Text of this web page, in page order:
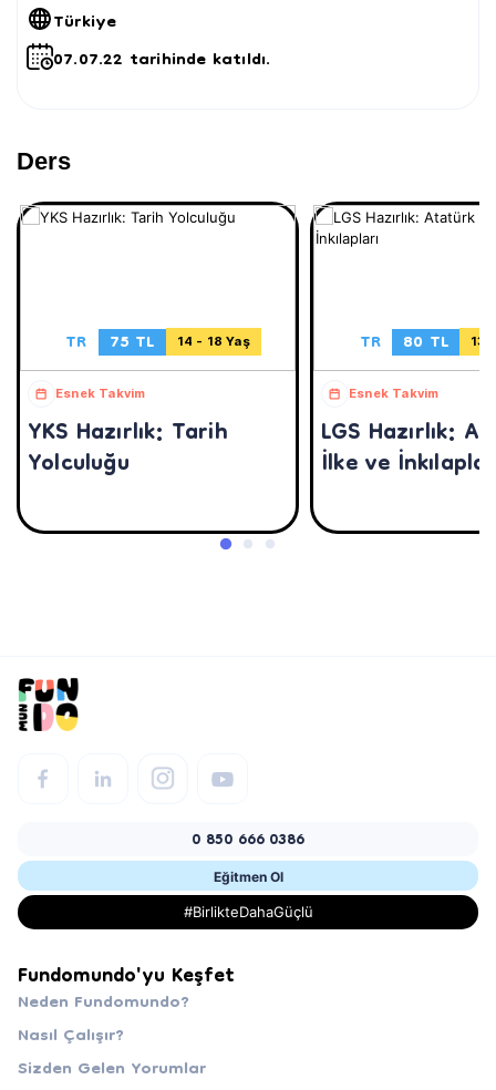
Türkiye
07.07.22 tarihinde katıldı.
Ders
TR 75 TL 14 - 18 Yaş
Esnek Takvim
YKS Hazırlık: Tarih
Yolculuğu
TR 80 TL 13
Esnek Takvim
LGS Hazırlık:
İlke ve
0 850 666 0386
Eğitmen Ol
#BirlikteDahaGüçlü
Fundomundo'yu Keşfet
Neden Fundomundo?
Nasıl Çalışır?
Sizden Gelen Yorumlar